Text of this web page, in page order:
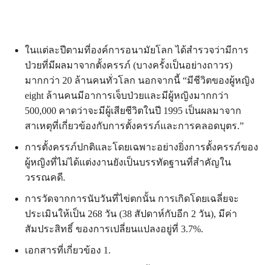
ในแต่ละปีตามที่องค์การอนามัยโลก ได้สำรวจว่ามีการ
ป่วยที่มีผลมาจากตั้งครรภ์ (บางครั้งเป็นอย่างถาวร)
มากกว่า 20 ล้านคนทั่วโลก นอกจากนี้ “มีชีวิตของผู้หญิง
eight ล้านคนมีอาการเจ็บป่วยและมีผู้หญิงมากกว่า
500,000 คาดว่าจะมีผู้เสียชีวิตในปี 1995 เป็นผลมาจาก
สาเหตุที่เกี่ยวข้องกับการตั้งครรภ์และการคลอดบุตร.”
การตั้งครรภ์ปกติและโดยเฉพาะอย่างยิ่งการตั้งครรภ์ของ
ผู้หญิงที่ไม่ได้แต่งงานยังเป็นบรรทัดฐานที่สำคัญใน
วรรณคดี.
การวัดจากการนับวันที่ไข่ตกนั้น การเกิดโดยเฉลี่ยจะ
ประเมินให้เป็น 268 วัน (38 สัปดาห์กับอีก 2 วัน), มีค่า
สัมประสิทธิ์ ของการเปลี่ยนแปลงอยู่ที่ 3.7%.
เอกสารที่เกี่ยวข้อง 1.